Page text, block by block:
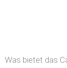
Was bietet das